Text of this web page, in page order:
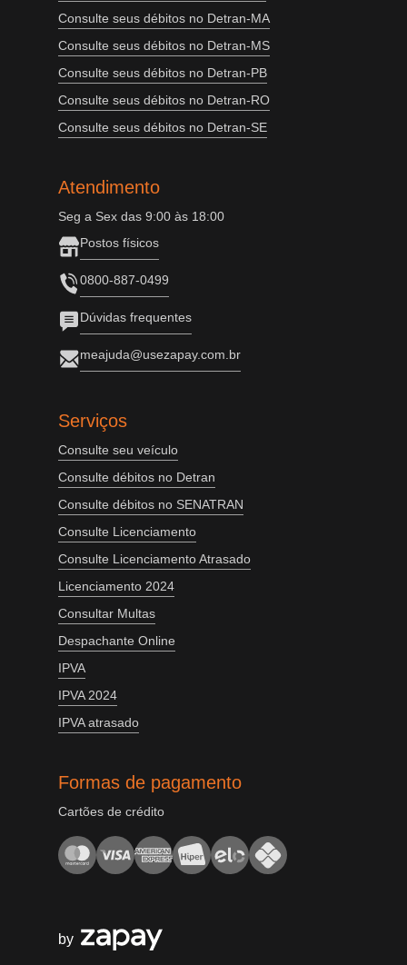
Consulte seus débitos no Detran-MA
Consulte seus débitos no Detran-MS
Consulte seus débitos no Detran-PB
Consulte seus débitos no Detran-RO
Consulte seus débitos no Detran-SE
Atendimento
Seg a Sex das 9:00 às 18:00
Postos físicos
0800-887-0499
Dúvidas frequentes
meajuda@usezapay.com.br
Serviços
Consulte seu veículo
Consulte débitos no Detran
Consulte débitos no SENATRAN
Consulte Licenciamento
Consulte Licenciamento Atrasado
Licenciamento 2024
Consultar Multas
Despachante Online
IPVA
IPVA 2024
IPVA atrasado
Formas de pagamento
Cartões de crédito
by